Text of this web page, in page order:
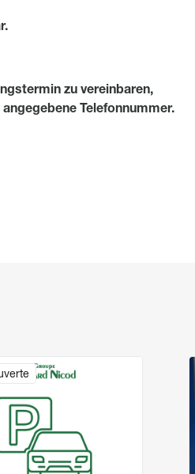
zu vereinbaren,
Telefonnummer.